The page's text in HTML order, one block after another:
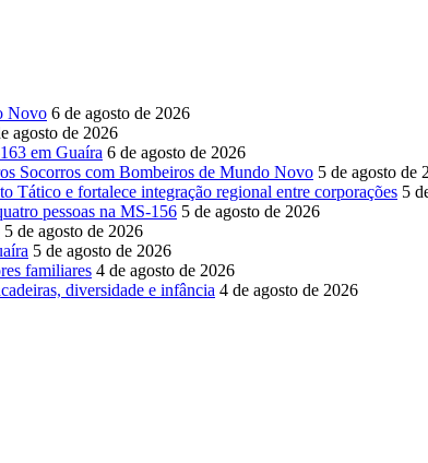
Novo 6 de agosto de 2026
agosto de 2026
em Guaíra 6 de agosto de 2026
Socorros com Bombeiros de Mundo Novo 5 de agosto de
Tático e fortalece integração regional entre corporações 5
pessoas na MS-156 5 de agosto de 2026
5 de agosto de 2026
5 de agosto de 2026
familiares 4 de agosto de 2026
diversidade e infância 4 de agosto de 2026